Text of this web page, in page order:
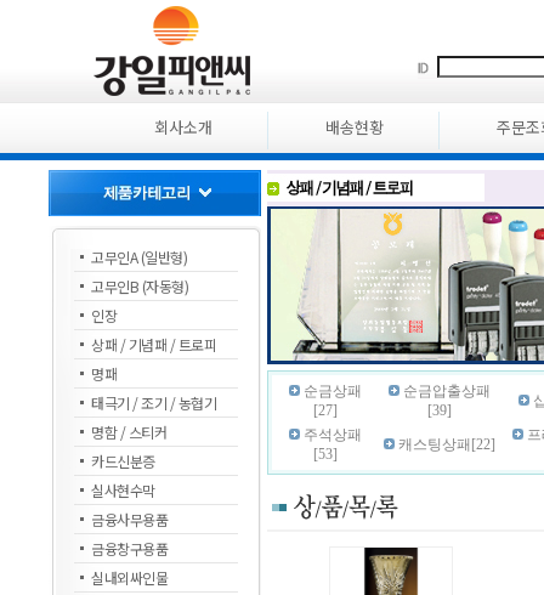
회사소개 배송현황 주문조
고무인A (일반형)
고무인B (자동형)
인장
상패 / 기념패 / 트로피
명패
태극기 / 조기 / 농협기
명함 / 스티커
카드신분증
실사현수막
금융사무용품
금융창구용품
실내외싸인물
순금상패
[27]
순금압출상패
[39]
주석상패
[53]
캐스팅상패[22]
프